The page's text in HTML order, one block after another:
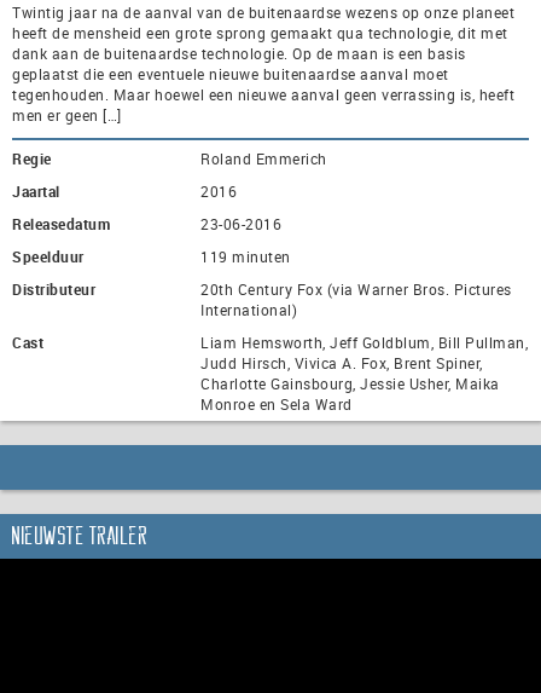
Twintig jaar na de aanval van de buitenaardse wezens op onze planeet
heeft de mensheid een grote sprong gemaakt qua technologie, dit met
dank aan de buitenaardse technologie. Op de maan is een basis
geplaatst die een eventuele nieuwe buitenaardse aanval moet
tegenhouden. Maar hoewel een nieuwe aanval geen verrassing is, heeft
men er geen […]
Regie
Roland Emmerich
Jaartal
2016
Releasedatum
23-06-2016
Speelduur
119 minuten
Distributeur
20th Century Fox (via Warner Bros. Pictures
International)
Cast
Liam Hemsworth, Jeff Goldblum, Bill Pullman,
Judd Hirsch, Vivica A. Fox, Brent Spiner,
Charlotte Gainsbourg, Jessie Usher, Maika
Monroe en Sela Ward
Nieuwste trailer